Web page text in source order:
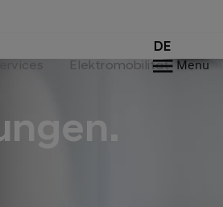
Services Elektromobilität
DE
Menu